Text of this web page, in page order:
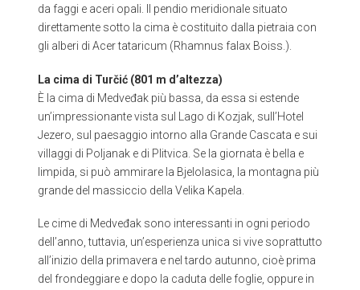
da faggi e aceri opali. Il pendio meridionale situato
direttamente sotto la cima è costituito dalla pietraia con
gli alberi di Acer tataricum (Rhamnus falax Boiss.).
La cima di Turčić (801 m d’altezza)
È la cima di Medveđak più bassa, da essa si estende
un’impressionante vista sul Lago di Kozjak, sull’Hotel
Jezero, sul paesaggio intorno alla Grande Cascata e sui
villaggi di Poljanak e di Plitvica. Se la giornata è bella e
limpida, si può ammirare la Bjelolasica, la montagna più
grande del massiccio della Velika Kapela.
Le cime di Medveđak sono interessanti in ogni periodo
dell’anno, tuttavia, un’esperienza unica si vive soprattutto
all’inizio della primavera e nel tardo autunno, cioè prima
del frondeggiare e dopo la caduta delle foglie, oppure in